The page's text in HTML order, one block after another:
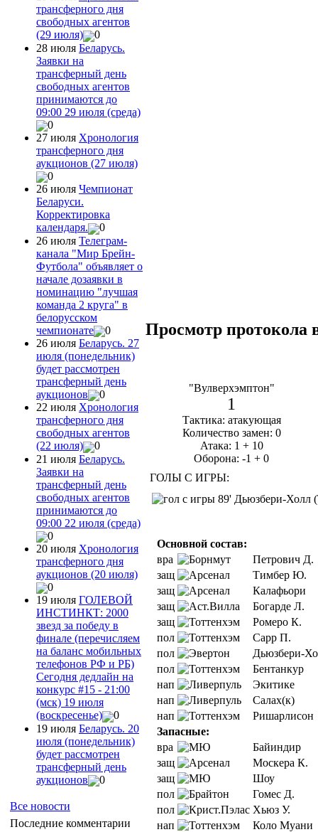
трансферного дня
свободных агентов
(29 июля)
0
28 июля Беларусь.
Заявки на
трансферный день
свободных агентов
принимаются до
09:00 29 июля (среда)
0
27 июля Хронология
трансферного дня
аукционов (27 июля)
0
26 июля Чемпионат
Беларуси.
Корректировка
календаря.
0
26 июля Телеграм-
канала "Мир Брейн-
Футбола" объявляет о
начале дозаявки в
номинацию "лучшая
команда 2 круга" в
белорусском
чемпионате
0
26 июля Беларусь. 27
июля (понедельник)
будет рассмотрен
трансферный день
аукционов
0
22 июля Хронология
трансферного дня
свободных агентов
(22 июля)
0
21 июля Беларусь.
Заявки на
трансферный день
свободных агентов
принимаются до
09:00 22 июля (среда)
0
20 июля Хронология
трансферного дня
аукционов (20 июля)
0
19 июля ГОЛЕВОЙ
ИНСТИНКТ: 2000
звезд за победу в
финале (перечисляем
на баланс мобильных
телефонов РФ и РБ)
Сегодня дедлайн на
конкурс #15 - 21:00
(мск) 19 июля
(воскресенье)
0
19 июля Беларусь. 20
июля (понедельник)
будет рассмотрен
трансферный день
аукционов
0
Все новости
Последние комментарии
Просмотр протокола
"Вулверхэмптон"
1
Тактика: атакующая
Количество замен: 0
Атака: 1 + 10
Оборона: -1 + 0
ГОЛЫ С ИГРЫ:
89' Дьюзбери-Холл
Основной состав:
вра
Петрович Д.
защ
Тимбер Ю.
защ
Калафьори
защ
Богарде Л.
защ
Ромеро К.
пол
Сарр П.
пол
Дьюзбери-
пол
Бентанкур
нап
Экитике
нап
Салах(к)
нап
Ришарлисон
Запасные:
вра
Байиндир
защ
Москера К.
защ
Шоу
пол
Гомес Д.
пол
Хьюз У.
нап
Коло Муани